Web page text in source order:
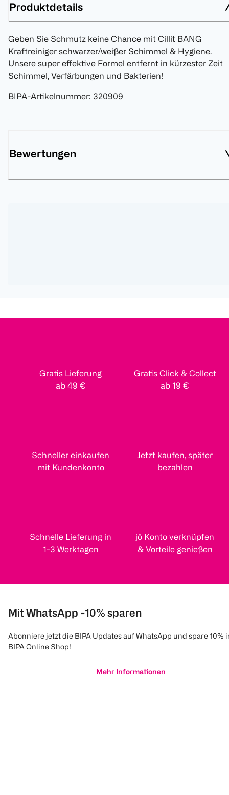
Produktdetails
Geben Sie Schmutz keine Chance mit Cillit BANG
Kraftreiniger schwarzer/weißer Schimmel & Hygiene.
Unsere super effektive Formel entfernt in kürzester Zeit
Schimmel, Verfärbungen und Bakterien!
BIPA-Artikelnummer: 320909
Bewertungen
Gratis Lieferung
ab 49 €
Gratis Click & Collect
ab 19 €
Schneller einkaufen
mit Kundenkonto
Jetzt kaufen, später
bezahlen
Schnelle Lieferung in
1-3 Werktagen
jö Konto verknüpfen
& Vorteile genießen
Mit WhatsApp -10% sparen
Abonniere jetzt die BIPA Updates auf WhatsApp und spare 10%
BIPA Online Shop!
Mehr Informationen